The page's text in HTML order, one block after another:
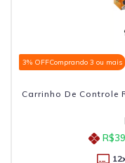
3% OFFComprando 3 ou mais
Carrinho De Controle
12